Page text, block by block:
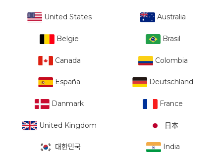
United States Australia
Belgie Brasil
Canada Colombia
España Deutschland
Danmark France
United Kingdom 日本
대한민국 India